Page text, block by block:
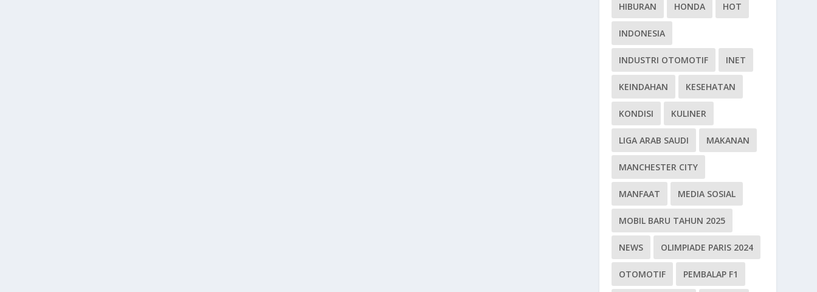
HIBURAN HONDA HOT
INDONESIA
INDUSTRI OTOMOTIF INET
KEINDAHAN KESEHATAN
KONDISI KULINER
LIGA ARAB SAUDI MAKANAN
MANCHESTER CITY
MANFAAT MEDIA SOSIAL
MOBIL BARU TAHUN 2025
NEWS OLIMPIADE PARIS 2024
OTOMOTIF PEMBALAP F1